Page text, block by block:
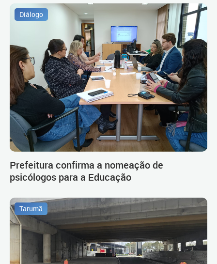
Diálogo
Prefeitura confirma a nomeação de
psicólogos para a Educação
Tarumã